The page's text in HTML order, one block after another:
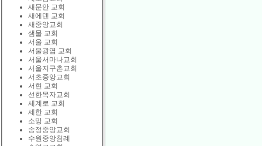
새문안 교회
새에덴 교회
새중앙교회
샘물 교회
서울 교회
서울광염 교회
서울서마나교회
서울지구촌교회
서초중앙교회
서현 교회
선한목자교회
세계로 교회
세한 교회
소망 교회
송정중앙교회
수원중앙침례